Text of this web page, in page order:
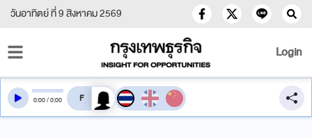
วันอาทิตย์ ที่ 9 สิงหาคม 2569
Login
0:00/0:00 สลับเสียงอ่าน